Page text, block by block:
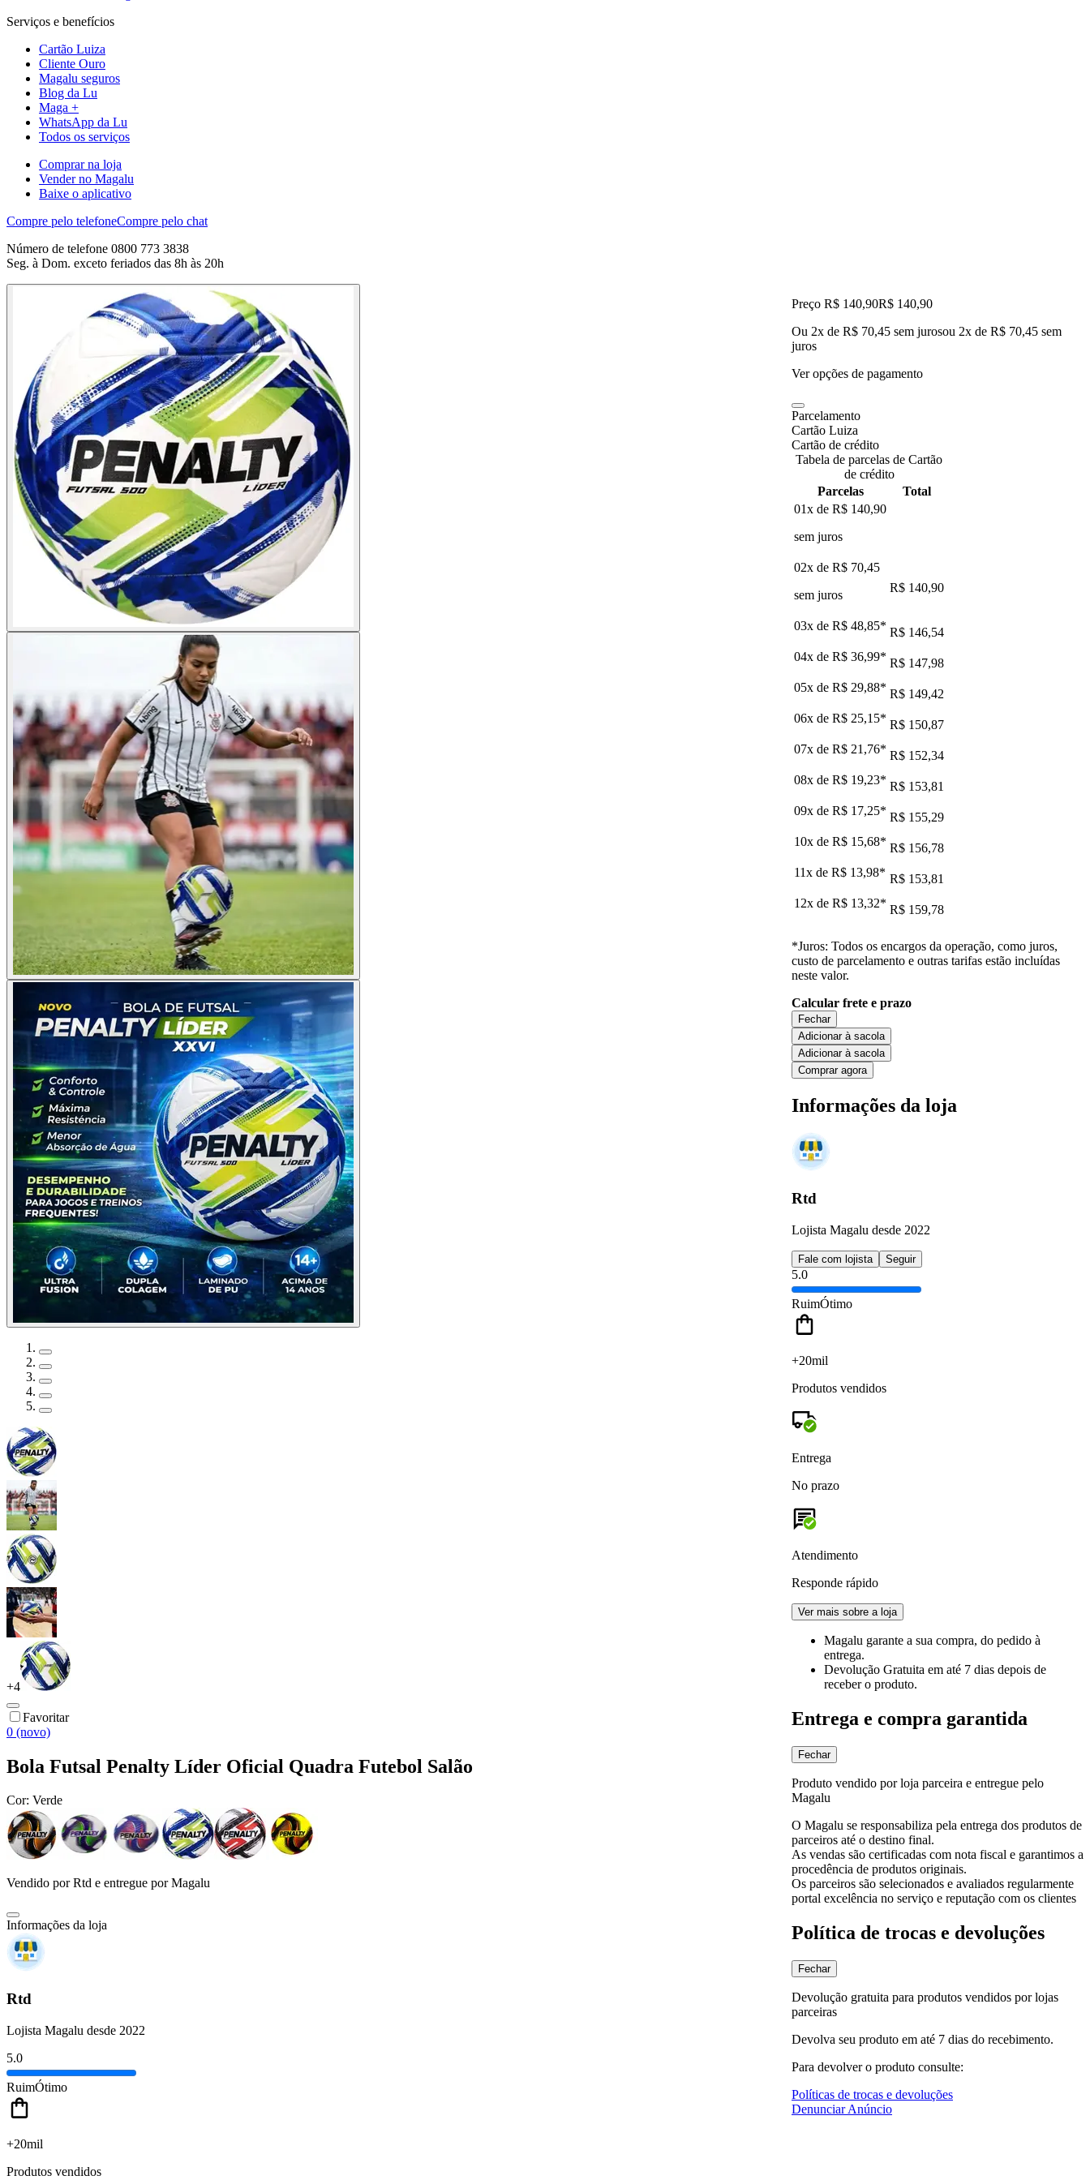
Serviços e benefícios
Cartão Luiza
Cliente Ouro
Magalu seguros
Blog da Lu
Maga +
WhatsApp da Lu
Todos os serviços
Comprar na loja
Vender no Magalu
Baixe o aplicativo
Compre pelo telefoneCompre pelo chat
Número de telefone 0800 773 3838
Seg. à Dom. exceto feriados das 8h às 20h
+4
Favoritar
0 (novo)
Bola Futsal Penalty Líder Oficial Quadra Futebol Salão
Cor: Verde
Vendido porRtd e entregue por Magalu
Informações da loja
Rtd
Lojista Magalu desde 2022
5.0
RuimÓtimo
+20mil
Produtos vendidos
Preço R$ 140,90R$ 140,90
Ou 2x de R$ 70,45 sem jurosou 2x de R$ 70,45 sem
juros
Ver opções de pagamento
Parcelamento
Cartão Luiza
Cartão de crédito
Tabela de parcelas de Cartão
de crédito
Parcelas
Total
01x de R$ 140,90
sem juros
02x de R$ 70,45
sem juros
R$ 140,90
03x de R$ 48,85* R$ 146,54
04x de R$ 36,99* R$ 147,98
05x de R$ 29,88* R$ 149,42
06x de R$ 25,15* R$ 150,87
07x de R$ 21,76* R$ 152,34
08x de R$ 19,23* R$ 153,81
09x de R$ 17,25* R$ 155,29
10x de R$ 15,68* R$ 156,78
11x de R$ 13,98* R$ 153,81
12x de R$ 13,32* R$ 159,78
*Juros: Todos os encargos da operação, como juros,
custo de parcelamento e outras tarifas estão incluídas
neste valor.
Calcular frete e prazo
Fechar
Adicionar à sacola
Adicionar à sacola
Comprar agora
Informações da loja
Rtd
Lojista Magalu desde 2022
Fale com lojista Seguir
5.0
RuimÓtimo
+20mil
Produtos vendidos
Entrega
No prazo
Atendimento
Responde rápido
Ver mais sobre a loja
Magalu garante a sua compra, do pedido à
entrega.
Devolução Gratuita em até 7 dias depois de
receber o produto.
Entrega e compra garantida
Fechar
Produto vendido por loja parceira e entregue pelo
Magalu
O Magalu se responsabiliza pela entrega dos produtos de
parceiros até o destino final.
As vendas são certificadas com nota fiscal e garantimos a
procedência de produtos originais.
Os parceiros são selecionados e avaliados regularmente
portal excelência no serviço e reputação com os clientes
Política de trocas e devoluções
Fechar
Devolução gratuita para produtos vendidos por lojas
parceiras
Devolva seu produto em até 7 dias do recebimento.
Para devolver o produto consulte:
Políticas de trocas e devoluções
Denunciar Anúncio